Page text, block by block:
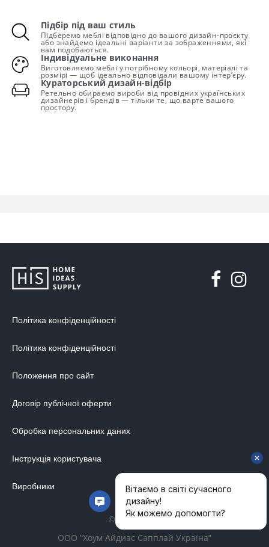
Підбір під ваш стиль
Підберемо меблі відповідно до вашого дизайн-проєкту
або знайдемо ідеальні варіанти за зображеннями, які
вам подобаються.
Індивідуальне виконання
Виготовляємо меблі у потрібному кольорі, матеріалі та
розмірі — щоб ідеально відповідали вашому інтер’єру.
Кураторський дизайн-відбір
Ретельно обираємо вироби від провідних українських
дизайнерів і брендів — тільки те, що варте вашого
простору.
Політика конфіденційності
Політика конфіденційності
Положення про сайт
Договір публічної оферти
Обробка персональних даних
Інструкція користувача
Виробники
© 2014-2026
ООО "Хоум Айдиас Сапплай Україна"